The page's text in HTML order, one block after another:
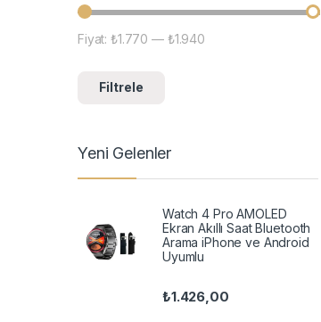
En düşük fiyat
En yüksek fiyat
Filtrele
Fiyat:₺1.770 — ₺1.940
Yeni Gelenler
Watch 4 Pro AMOLED
Ekran Akıllı Saat Bluetooth
Arama iPhone ve Android
Uyumlu
₺1.426,00